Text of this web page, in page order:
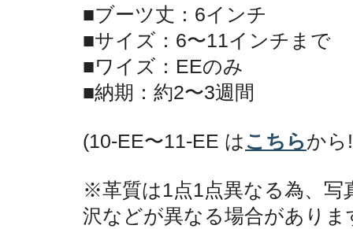
■ブーツ丈：6インチ
■サイズ：6〜11インチまで
■ワイズ：EEのみ
■納期：約2〜3週間
(10-EE〜11-EE は こちらから
※革質は1点1点異なる為、写
沢などが異なる場合がありま